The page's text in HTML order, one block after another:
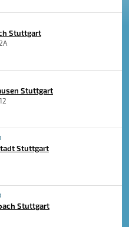
Stuttgart
Stuttgart
Stuttgart
Stuttgart